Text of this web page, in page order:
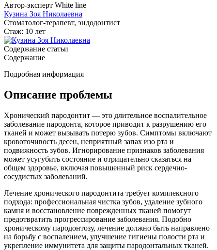
Автор-эксперт White line
Кузина Зоя Николаевна
Стоматолог-терапевт, эндодонтист
Стаж: 10 лет
Содержание статьи
Содержание
Подробная информация
Описание проблемы
Хронический пародонтит — это длительное воспалительное
заболевание пародонта, которое приводит к разрушению его
тканей и может вызывать потерю зубов. Симптомы включают
кровоточивость десен, неприятный запах изо рта и
подвижность зубов. Игнорирование признаков заболевания
может усугубить состояние и отрицательно сказаться на
общем здоровье, включая повышенный риск сердечно-
сосудистых заболеваний.
Лечение хронического пародонтита требует комплексного
подхода: профессиональная чистка зубов, удаление зубного
камня и восстановление поврежденных тканей помогут
предотвратить прогрессирование заболевания. Подобно
хроническому пародонтозу, лечение должно быть направлено
на борьбу с воспалением, улучшение гигиены полости рта и
укрепление иммунитета для защиты пародонтальных тканей.